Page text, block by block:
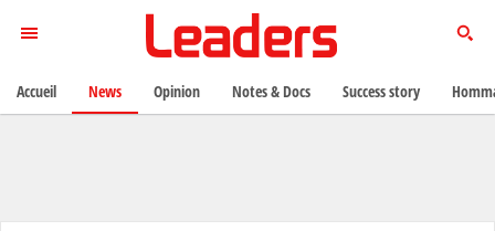
Accueil News Opinion Notes & Docs Success story